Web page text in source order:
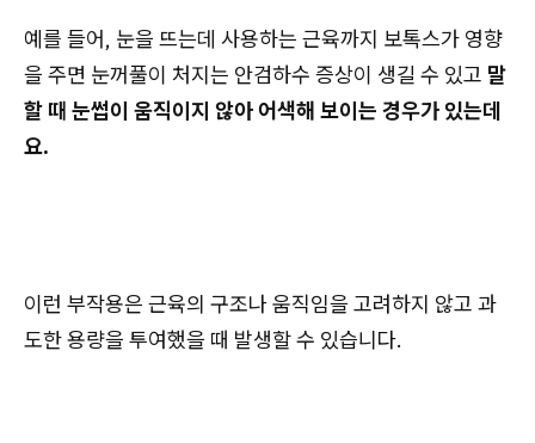
예를 들어, 눈을 뜨는데 사용하는 근육까지 보톡스가 영향
을 주면 눈꺼풀이 처지는 안검하수 증상이 생길 수 있고 말
할 때 눈썹이 움직이지 않아 어색해 보이는 경우가 있는데
요.
이런 부작용은 근육의 구조나 움직임을 고려하지 않고 과
도한 용량을 투여했을 때 발생할 수 있습니다.